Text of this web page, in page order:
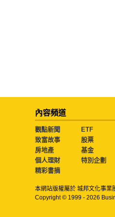
內容頻道
觀點新聞
ETF
致富故事
股票
房地產
基金
個人理財
特別企劃
精彩書摘
本網站版權屬於 城邦文化事業
Copyright © 1999 - 2026